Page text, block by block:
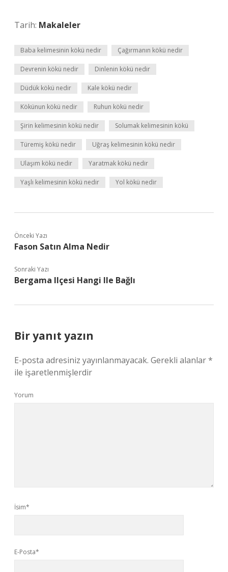
Tarih: Makaleler
Baba kelimesinin kökü nedir Çağırmanın kökü nedir
Devrenin kökü nedir Dinlenin kökü nedir
Düdük kökü nedir Kale kökü nedir
Kökünun kökü nedir Ruhun kökü nedir
Şirin kelimesinin kökü nedir Solumak kelimesinin kökü
Türemiş kökü nedir Uğraş kelimesinin kökü nedir
Ulaşım kökü nedir Yaratmak kökü nedir
Yaşlı kelimesinin kökü nedir Yol kökü nedir
Önceki Yazı
Fason Satın Alma Nedir
Sonraki Yazı
Bergama Ilçesi Hangi Ile Bağlı
Bir yanıt yazın
E-posta adresiniz yayınlanmayacak. Gerekli alanlar*
ile işaretlenmişlerdir
Yorum
İsim*
E-Posta*